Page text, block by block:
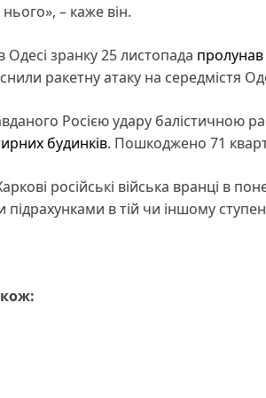
– каже він.
Одесі зранку 25 листопада
ракетну атаку на середмістя
Росією удару балістичною
будинків. Пошкоджено 71
російські війська вранці в
підрахунками в тій чи іншому